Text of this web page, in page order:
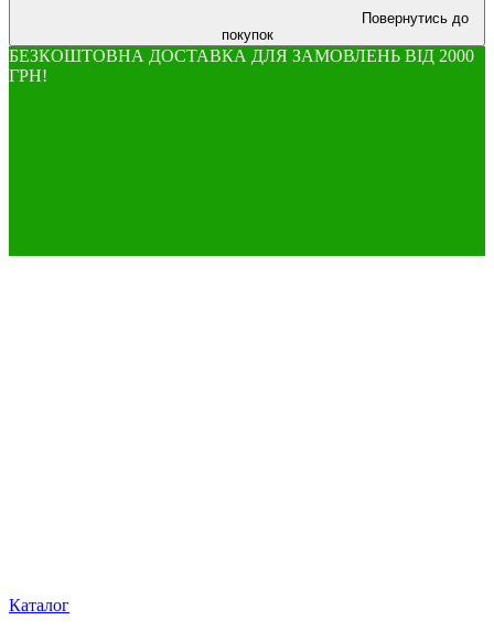
Повернутись до
покупок
БЕЗКОШТОВНА ДОСТАВКА ДЛЯ ЗАМОВЛЕНЬ ВІД 2000
ГРН!
Каталог